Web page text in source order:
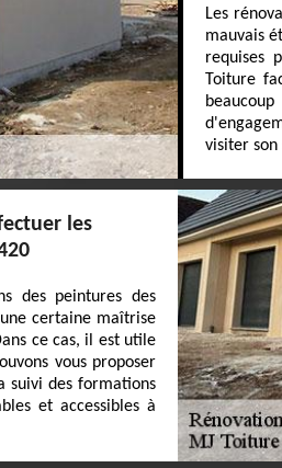
Les
mauvais
requises
Toiture
visiter
les
des peintures des
certaine maîtrise
ce cas, il est utile
vous proposer
suivi des formations
et accessibles à